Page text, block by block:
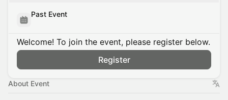
Past Event
Welcome! To join the event, please register below.
Register
About Event